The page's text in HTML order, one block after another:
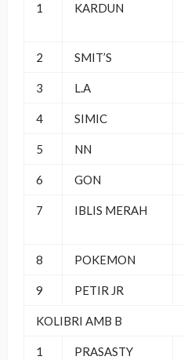
1 KARDUN
2 SMIT’S
3 L.A
4 SIMIC
5 NN
6 GON
7 IBLIS MERAH
8 POKEMON
9 PETIR JR
KOLIBRI AMB B
1 PRASASTY